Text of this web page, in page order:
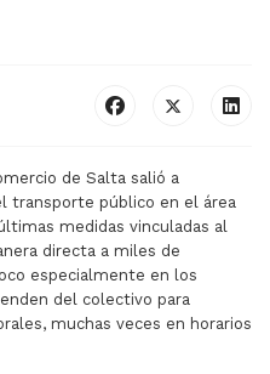
de Salta salió a
transporte público en el área
medidas vinculadas al
directa a miles de
especialmente en los
del colectivo para
muchas veces en horarios